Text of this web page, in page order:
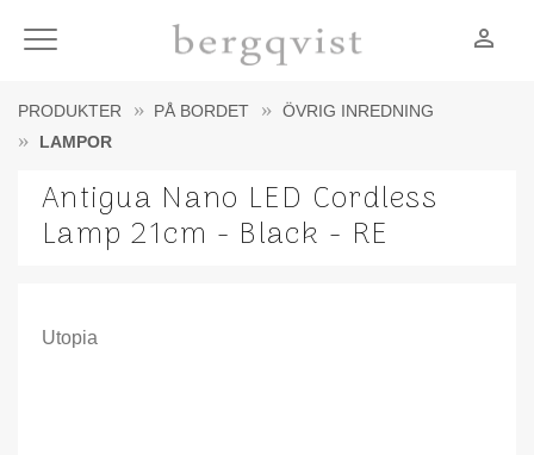
Meny person_outline
PRODUKTER PÅ BORDET
ÖVRIG INREDNING
LAMPOR
Antigua Nano LED Cordless
Lamp 21cm - Black - RE
Utopia